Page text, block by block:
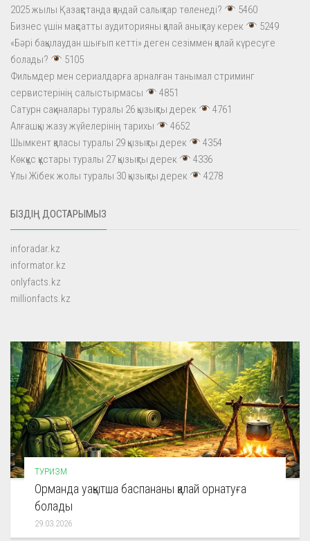
2025 жылы Қазақстанда қандай салықтар төленеді?
5460
Бизнес үшін мақсатты аудиторияны қалай анықтау керек
5249
«Бәрі бақылаудан шығып кетті» деген сезіммен қалай күресуге
болады?
5105
Фильмдер мен сериалдарға арналған танымал стриминг
сервистерінің салыстырмасы
4851
Сатурн сақиналары туралы 26 қызықты дерек
4761
Алғашқы жазу жүйелерінің тарихы
4652
Шымкент қаласы туралы 29 қызықты дерек
4354
Көкқұс құстары туралы 27 қызықты дерек
4336
Ұлы Жібек жолы туралы 30 қызықты дерек
4278
БІЗДІҢ ДОСТАРЫМЫЗ
inforadar.kz
informator.kz
onlyfacts.kz
millionfacts.kz
ТУРИЗМ
Орманда уақытша баспананы қалай орнатуға
болады
29.03.2026